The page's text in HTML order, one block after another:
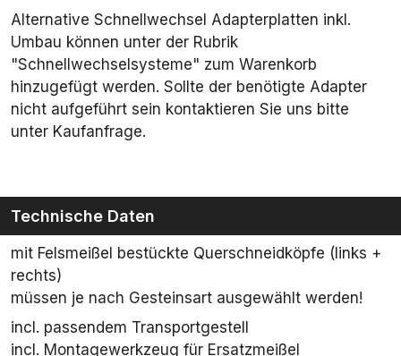
Alternative Schnellwechsel Adapterplatten inkl.
Umbau können unter der Rubrik
"Schnellwechselsysteme" zum Warenkorb
hinzugefügt werden. Sollte der benötigte Adapter
nicht aufgeführt sein kontaktieren Sie uns bitte
unter Kaufanfrage.
Technische Daten
mit Felsmeißel bestückte Querschneidköpfe (links +
rechts)
müssen je nach Gesteinsart ausgewählt werden!
incl. passendem Transportgestell
incl. Montagewerkzeug für Ersatzmeißel